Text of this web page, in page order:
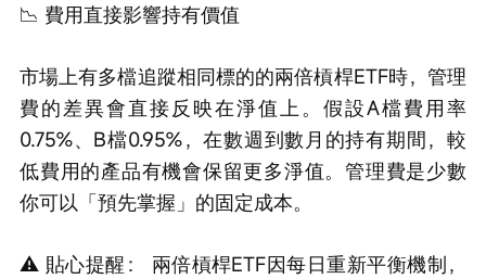
📉 費用直接影響持有價值
市場上有多檔追蹤相同標的的兩倍槓桿ETF時，管理
費的差異會直接反映在淨值上。假設A檔費用率
0.75%、B檔0.95%，在數週到數月的持有期間，較
低費用的產品有機會保留更多淨值。管理費是少數
你可以「預先掌握」的固定成本。
⚠️ 貼心提醒： 兩倍槓桿ETF因每日重新平衡機制，